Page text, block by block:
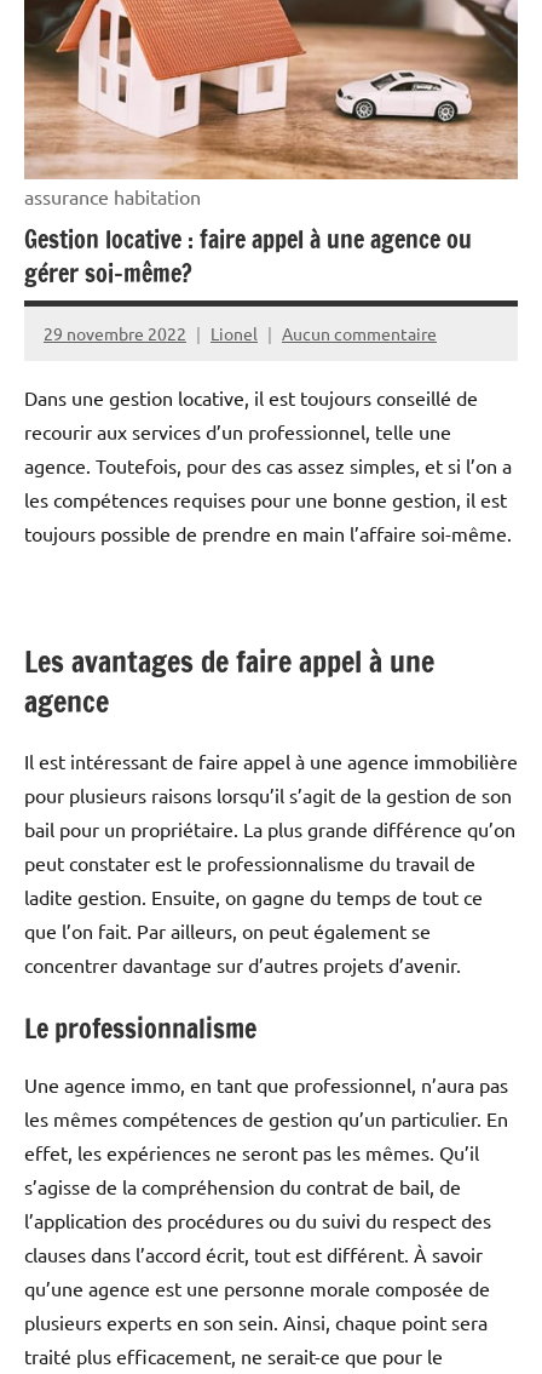
assurance habitation
Gestion locative : faire appel à une agence ou
gérer soi-même?
29 novembre 2022 Lionel Aucun commentaire
Dans une gestion locative, il est toujours conseillé de
recourir aux services d’un professionnel, telle une
agence. Toutefois, pour des cas assez simples, et si l’on a
les compétences requises pour une bonne gestion, il est
toujours possible de prendre en main l’affaire soi-même.
Les avantages de faire appel à une
agence
Il est intéressant de faire appel à une agence immobilière
pour plusieurs raisons lorsqu’il s’agit de la gestion de son
bail pour un propriétaire. La plus grande différence qu’on
peut constater est le professionnalisme du travail de
ladite gestion. Ensuite, on gagne du temps de tout ce
que l’on fait. Par ailleurs, on peut également se
concentrer davantage sur d’autres projets d’avenir.
Le professionnalisme
Une agence immo, en tant que professionnel, n’aura pas
les mêmes compétences de gestion qu’un particulier. En
effet, les expériences ne seront pas les mêmes. Qu’il
s’agisse de la compréhension du contrat de bail, de
l’application des procédures ou du suivi du respect des
clauses dans l’accord écrit, tout est différent. À savoir
qu’une agence est une personne morale composée de
plusieurs experts en son sein. Ainsi, chaque point sera
traité plus efficacement, ne serait-ce que pour le